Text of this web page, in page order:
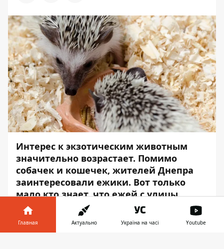
Интерес к экзотическим животным
значительно возрастает. Помимо
собачек и кошечек, жителей Днепра
заинтересовали ежики. Вот только
мало кто знает, что ежей с улицы
забирать домой не стоит.
Почему не нужно нести ежей домой и что
Главная Актуально Україна на часі Youtube